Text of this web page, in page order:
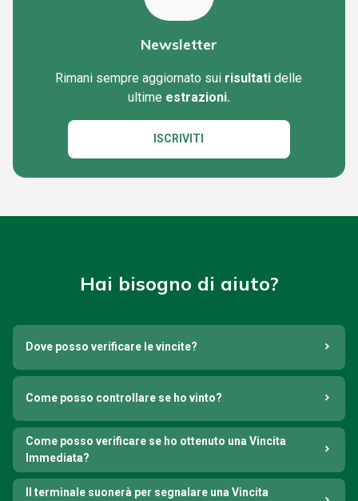
Newsletter
Rimani sempre aggiornato sui risultati delle
ultime estrazioni.
ISCRIVITI
Hai bisogno di aiuto?
Dove posso verificare le vincite?
Come posso controllare se ho vinto?
Come posso verificare se ho ottenuto una Vincita
Immediata?
Il terminale suonerà per segnalare una Vincita